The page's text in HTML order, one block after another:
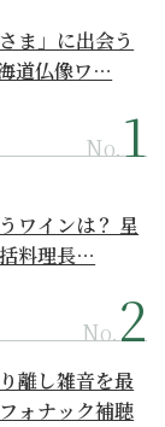
ま」に出会う
道仏像ワ…
No.
ワインは？ 星
料理長…
No.
離し雑音を最
ォナック補聴